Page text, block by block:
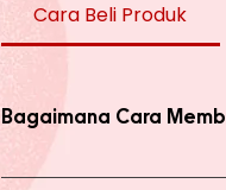
Cara Beli Produk
Bagaimana Cara
Ada 2 jenis produk yang